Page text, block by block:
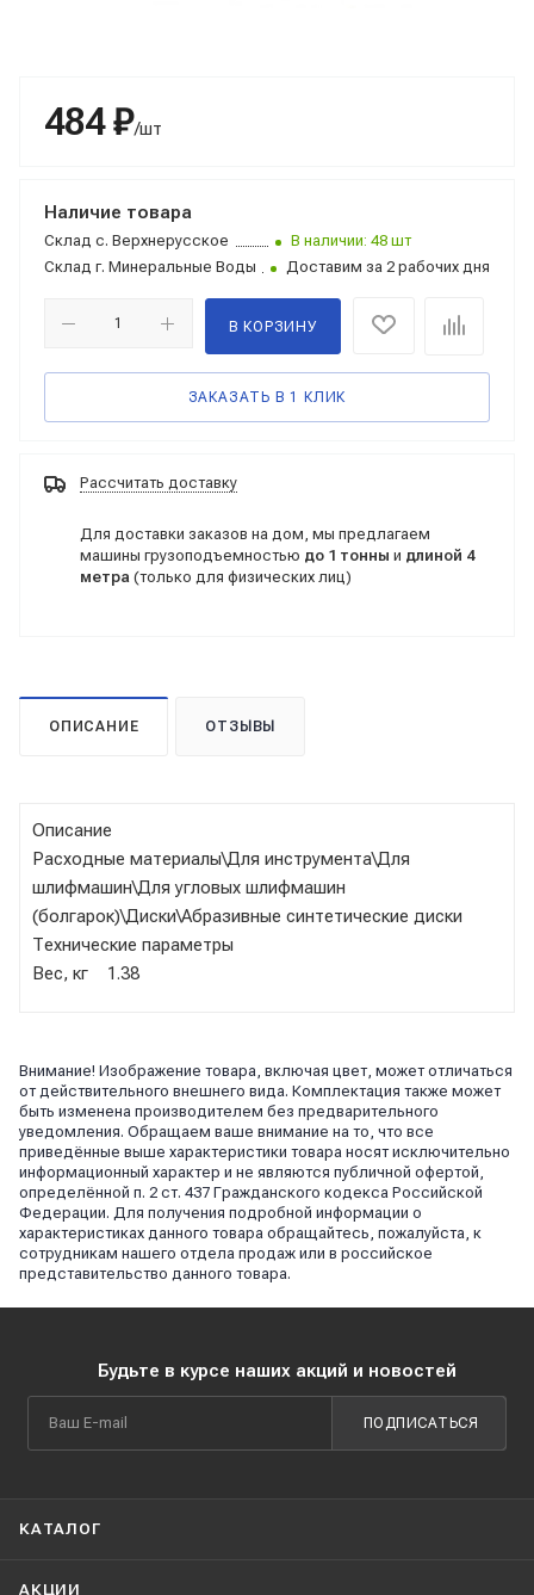
484 ₽/шт
Наличие товара
Склад с. Верхнерусское
В наличии: 48 шт
Склад г. Минеральные Воды Доставим за 2 рабочих дня
В КОРЗИНУ
ЗАКАЗАТЬ В 1 КЛИК
Рассчитать доставку
Для доставки заказов на дом, мы предлагаем
машины грузоподъемностью до 1 тонны и длиной 4
метра (только для физических лиц)
ОПИСАНИЕ ОТЗЫВЫ
Описание
Расходные материалы\Для инструмента\Для
шлифмашин\Для угловых шлифмашин
(болгарок)\Диски\Абразивные синтетические диски
Технические параметры
Вес, кг 1.38
Внимание! Изображение товара, включая цвет, может отличаться
от действительного внешнего вида. Комплектация также может
быть изменена производителем без предварительного
уведомления. Обращаем ваше внимание на то, что все
приведённые выше характеристики товара носят исключительно
информационный характер и не являются публичной офертой,
определённой п. 2 ст. 437 Гражданского кодекса Российской
Федерации. Для получения подробной информации о
характеристиках данного товара обращайтесь, пожалуйста, к
сотрудникам нашего отдела продаж или в российское
представительство данного товара.
Будьте в курсе наших акций и новостей
ПОДПИСАТЬСЯ
КАТАЛОГ
АКЦИИ